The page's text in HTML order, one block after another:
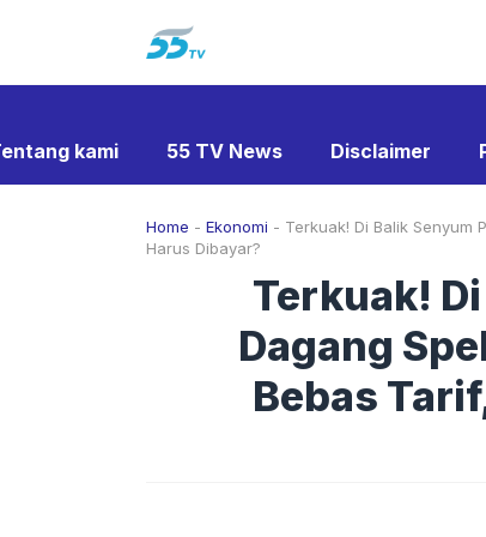
kami 55 TV News Disclaimer
Home - Ekonomi - Terkuak! Di Balik Senyum
Harus Dibayar?
Terkuak!
Dagang
Bebas